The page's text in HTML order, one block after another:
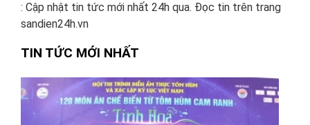
: Cập nhật tin tức mới nhất 24h qua. Đọc tin trên trang
sandien24h.vn
TIN TỨC MỚI NHẤT